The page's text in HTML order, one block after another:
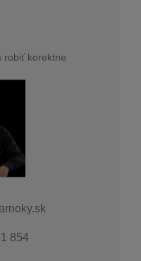
robiť korektne
854